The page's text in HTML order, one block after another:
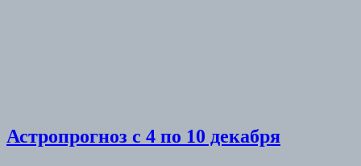
Астропрогноз с 4 по 10 декабря